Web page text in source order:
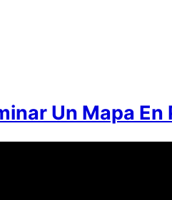
Un Mapa En